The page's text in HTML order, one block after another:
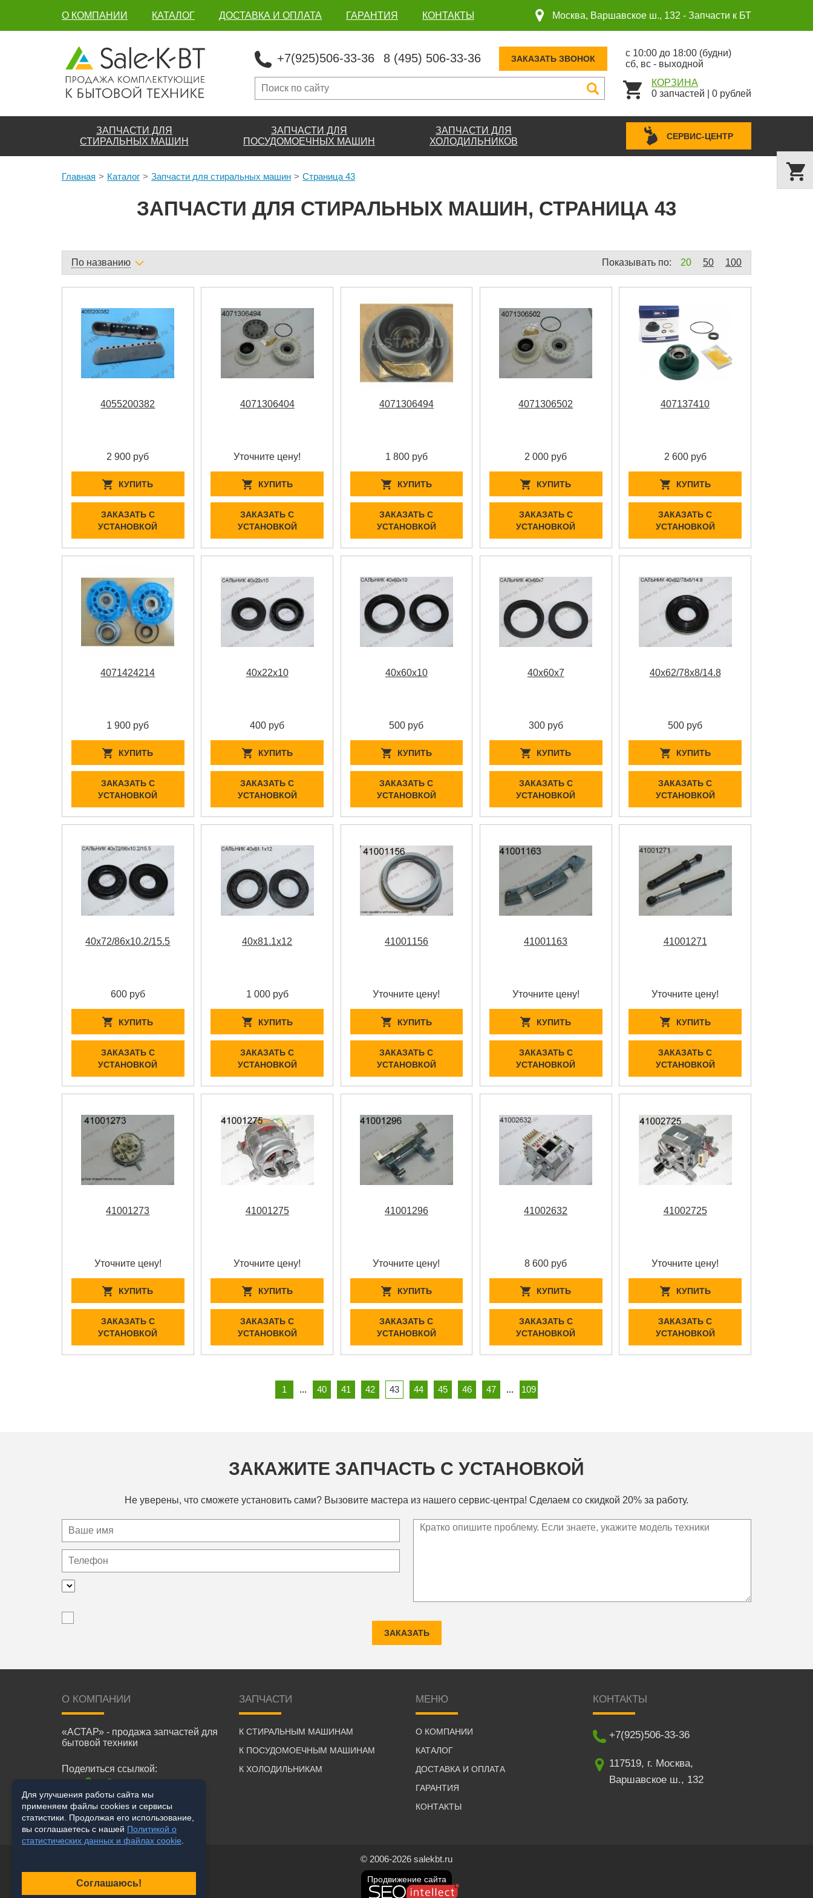
О КОМПАНИИ КАТАЛОГ ДОСТАВКА И ОПЛАТА ГАРАНТИЯ КОНТАКТЫ Москва, Варшавское ш., 132 - Запчасти к БТ
+7(925)506-33-36 8 (495) 506-33-36 ЗАКАЗАТЬ ЗВОНОК
с 10:00 до 18:00 (будни)
сб, вс - выходной
КОРЗИНА
0 запчастей 0 рублей
ЗАПЧАСТИ ДЛЯ
СТИРАЛЬНЫХ МАШИН
ЗАПЧАСТИ ДЛЯ
ПОСУДОМОЕЧНЫХ МАШИН
ЗАПЧАСТИ ДЛЯ
ХОЛОДИЛЬНИКОВ
СЕРВИС-ЦЕНТР
Главная Каталог Запчасти для стиральных машин Страница 43
ЗАПЧАСТИ ДЛЯ СТИРАЛЬНЫХ МАШИН, СТРАНИЦА 43
По названию Показывать по: 20 50 100
4055200382
2 900 руб
КУПИТЬ
ЗАКАЗАТЬ С
УСТАНОВКОЙ
4071306404
Уточните цену!
КУПИТЬ
ЗАКАЗАТЬ С
УСТАНОВКОЙ
4071306494
1 800 руб
КУПИТЬ
ЗАКАЗАТЬ С
УСТАНОВКОЙ
4071306502
2 000 руб
КУПИТЬ
ЗАКАЗАТЬ С
УСТАНОВКОЙ
407137410
2 600 руб
КУПИТЬ
ЗАКАЗАТЬ С
УСТАНОВКОЙ
4071424214
1 900 руб
КУПИТЬ
ЗАКАЗАТЬ С
УСТАНОВКОЙ
40x22x10
400 руб
КУПИТЬ
ЗАКАЗАТЬ С
УСТАНОВКОЙ
40x60x10
500 руб
КУПИТЬ
ЗАКАЗАТЬ С
УСТАНОВКОЙ
40x60x7
300 руб
КУПИТЬ
ЗАКАЗАТЬ С
УСТАНОВКОЙ
40x62/78x8/14.8
500 руб
КУПИТЬ
ЗАКАЗАТЬ С
УСТАНОВКОЙ
40x72/86x10.2/15.5
600 руб
КУПИТЬ
ЗАКАЗАТЬ С
УСТАНОВКОЙ
40x81.1x12
1 000 руб
КУПИТЬ
ЗАКАЗАТЬ С
УСТАНОВКОЙ
41001156
Уточните цену!
КУПИТЬ
ЗАКАЗАТЬ С
УСТАНОВКОЙ
41001163
Уточните цену!
КУПИТЬ
ЗАКАЗАТЬ С
УСТАНОВКОЙ
41001271
Уточните цену!
КУПИТЬ
ЗАКАЗАТЬ С
УСТАНОВКОЙ
41001273
Уточните цену!
КУПИТЬ
ЗАКАЗАТЬ С
УСТАНОВКОЙ
41001275
Уточните цену!
КУПИТЬ
ЗАКАЗАТЬ С
УСТАНОВКОЙ
41001296
Уточните цену!
КУПИТЬ
ЗАКАЗАТЬ С
УСТАНОВКОЙ
41002632
8 600 руб
КУПИТЬ
ЗАКАЗАТЬ С
УСТАНОВКОЙ
41002725
Уточните цену!
КУПИТЬ
ЗАКАЗАТЬ С
УСТАНОВКОЙ
1 ... 40 41 42 43 44 45 46 47 ... 109
ЗАКАЖИТЕ ЗАПЧАСТЬ С УСТАНОВКОЙ
Не уверены, что сможете установить сами? Вызовите мастера из нашего сервис-центра! Сделаем со скидкой 20% за работу.
ЗАКАЗАТЬ
О КОМПАНИИ
«АСТАР» - продажа запчастей для
бытовой техники
Поделиться ссылкой:
ЗАПЧАСТИ
К СТИРАЛЬНЫМ МАШИНАМ
К ПОСУДОМОЕЧНЫМ МАШИНАМ
К ХОЛОДИЛЬНИКАМ
МЕНЮ
О КОМПАНИИ
КАТАЛОГ
ДОСТАВКА И ОПЛАТА
ГАРАНТИЯ
КОНТАКТЫ
КОНТАКТЫ
+7(925)506-33-36
117519, г. Москва,
Варшавское ш., 132
© 2006-2026 salekbt.ru
Продвижение сайта
Для улучшения работы сайта мы
применяем файлы cookies и сервисы
статистики. Продолжая его использование,
вы соглашаетесь с нашей Политикой о
статистических данных и файлах cookie
Соглашаюсь!